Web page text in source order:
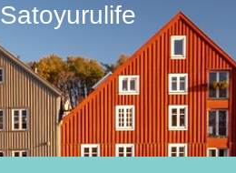
Satoyurulife